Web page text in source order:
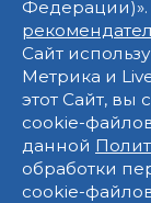
Федерации)».
Сайт
Метрика и
этот Сайт, вы
cookie-
данной
обработки
cookie-